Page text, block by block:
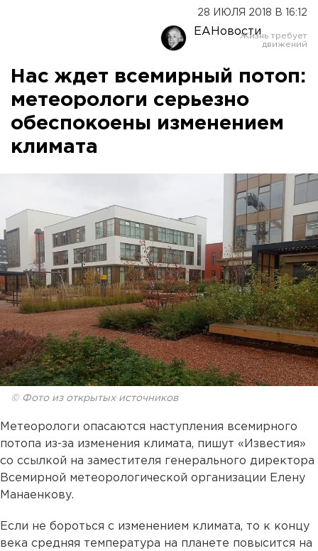
28 ИЮЛЯ 2018 В 16:12
ЕАНовости
Нас ждет всемирный потоп:
метеорологи серьезно
обеспокоены изменением
климата
© Фото из открытых источников
Метеорологи опасаются наступления всемирного
потопа из-за изменения климата, пишут «Известия»
со ссылкой на заместителя генерального директора
Всемирной метеорологической организации Елену
Манаенкову.
Если не бороться с изменением климата, то к концу
века средняя температура на планете повысится на